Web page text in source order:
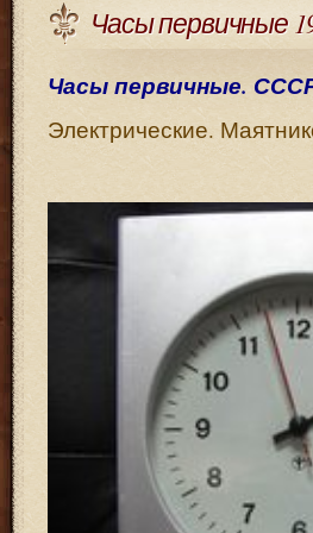
Часы первичные
Часы первичные. СССР
Электрические.